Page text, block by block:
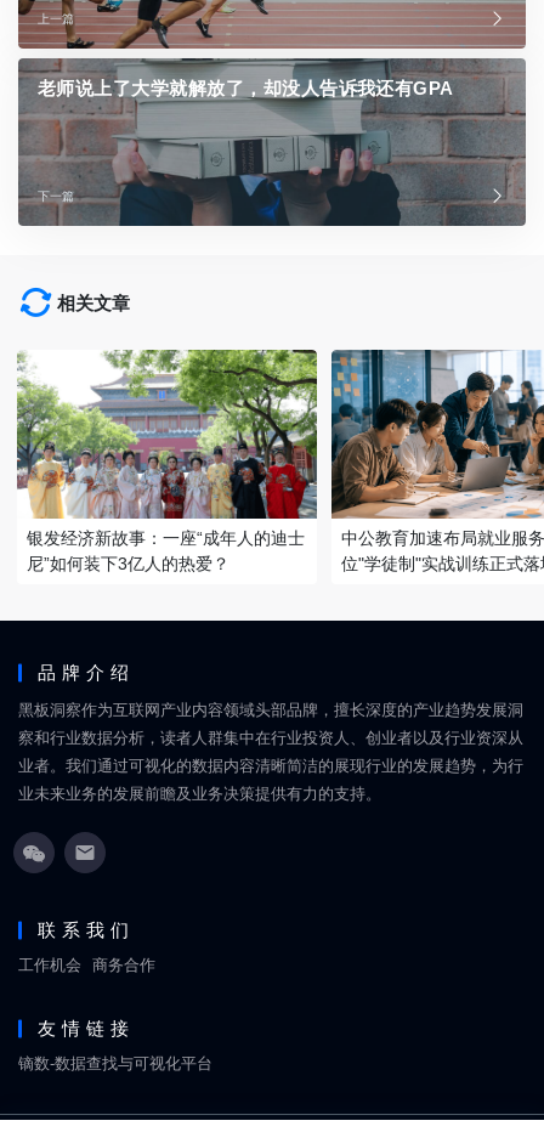
上一篇
老师说上了大学就解放了，却没人告诉我还有GPA
下一篇
相关文章
银发经济新故事：一座“成年人的迪士
尼”如何装下3亿人的热爱？
中公教育加速布局就业服
位"学徒制"实战训练正式落
品牌介绍
黑板洞察作为互联网产业内容领域头部品牌，擅长深度的产业趋势发展洞
察和行业数据分析，读者人群集中在行业投资人、创业者以及行业资深从
业者。我们通过可视化的数据内容清晰简洁的展现行业的发展趋势，为行
业未来业务的发展前瞻及业务决策提供有力的支持。
联系我们
工作机会 商务合作
友情链接
镝数-数据查找与可视化平台